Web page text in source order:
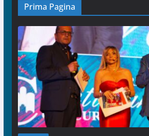
Prima Pagina